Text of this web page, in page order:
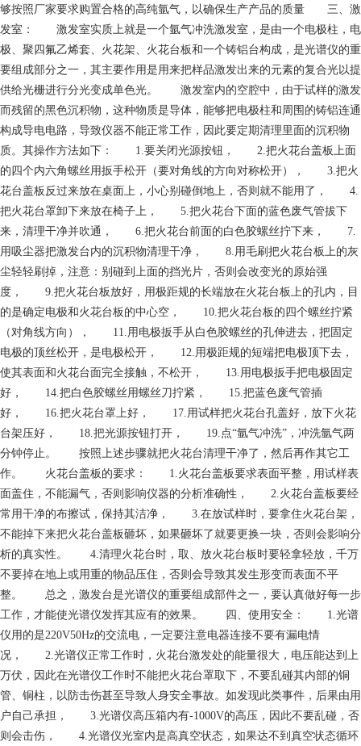
够按照厂家要求购置合格的高纯氩气，以确保生产产品的质量 三、激
发室： 激发室实质上就是一个氩气冲洗激发室，是由一个电极柱，电
极、聚四氟乙烯套、火花架、火花台板和一个铸铝台构成，是光谱仪的重
要组成部分之一，其主要作用是用来把样品激发出来的元素的复合光以提
供给光栅进行分光变成单色光。 激发室内的空腔中，由于试样的激发
而残留的黑色沉积物，这种物质是导体，能够把电极柱和周围的铸铝连通
构成导电电路，导致仪器不能正常工作，因此要定期清理里面的沉积物
质。其操作方法如下： 1.要关闭光源按钮， 2.把火花台盖板上面
的四个内六角螺丝用扳手松开（要对角线的方向对称松开）， 3.把火
花台盖板反过来放在桌面上，小心别碰倒地上，否则就不能用了， 4.
把火花台罩卸下来放在椅子上， 5.把火花台下面的蓝色废气管拔下
来，清理干净并吹通， 6.把火花台前面的白色胶螺丝拧下来， 7.
用吸尘器把激发台内的沉积物清理干净， 8.用毛刷把火花台板上的灰
尘轻轻刷掉，注意：别碰到上面的挡光片，否则会改变光的原始强
度， 9.把火花台板放好，用极距规的长端放在火花台板上的孔内，目
的是确定电极和火花台板的中心空， 10.把火花台板的四个螺丝拧紧
（对角线方向）， 11.用电极扳手从白色胶螺丝的孔伸进去，把固定
电极的顶丝松开，是电极松开， 12.用极距规的短端把电极顶下去，
使其表面和火花台面完全接触，不松开， 13.用电极扳手把电极固定
好， 14.把白色胶螺丝用螺丝刀拧紧， 15.把蓝色废气管插
好， 16.把火花台罩上好， 17.用试样把火花台孔盖好，放下火花
台架压好， 18.把光源按钮打开， 19.点“氩气冲洗”，冲洗氩气两
分钟停止。 按照上述步骤就把火花台清理干净了，然后再作其它工
作。 火花台盖板的要求： 1.火花台盖板要求表面平整，用试样表
面盖住，不能漏气，否则影响仪器的分析准确性， 2.火花台盖板要经
常用干净的布擦试，保持其洁净， 3.在放试样时，要拿住火花台架，
不能掉下来把火花台盖板砸坏，如果砸坏了就要更换一块，否则会影响分
析的真实性。 4.清理火花台时，取、放火花台板时要轻拿轻放，千万
不要掉在地上或用重的物品压住，否则会导致其发生形变而表面不平
整。 总之，激发台是光谱仪的重要组成部件之一，要认真做好每一步
工作，才能使光谱仪发挥其应有的效果。 四、使用安全： 1.光谱
仪用的是220V50Hz的交流电，一定要注意电器连接不要有漏电情
况， 2.光谱仪正常工作时，火花台激发处的能量很大，电压能达到上
万伏，因此在光谱仪工作时不能把火花台罩取下，不要乱碰其内部的铜
管、铜柱，以防击伤甚至导致人身安全事故。如发现此类事件，后果由用
户自己承担， 3.光谱仪高压箱内有-1000V的高压，因此不要乱碰，否
则会击伤， 4.光谱仪光室内是高真空状态，如果达不到真空状态循环